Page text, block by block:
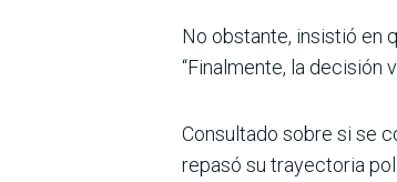
No obstante, insistió en
“Finalmente, la decisión
Consultado sobre si se
repasó su trayectoria